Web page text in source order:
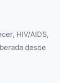
HIV/AIDS,
desde